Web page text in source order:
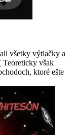
všetky výtlačky a
Teoreticky však
ktoré ešte